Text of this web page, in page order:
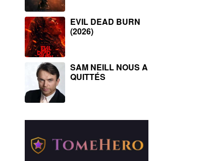
EVIL DEAD BURN
(2026)
SAM NEILL NOUS A
QUITTÉS